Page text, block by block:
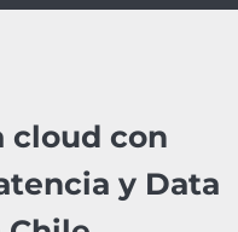
cloud con
y Data